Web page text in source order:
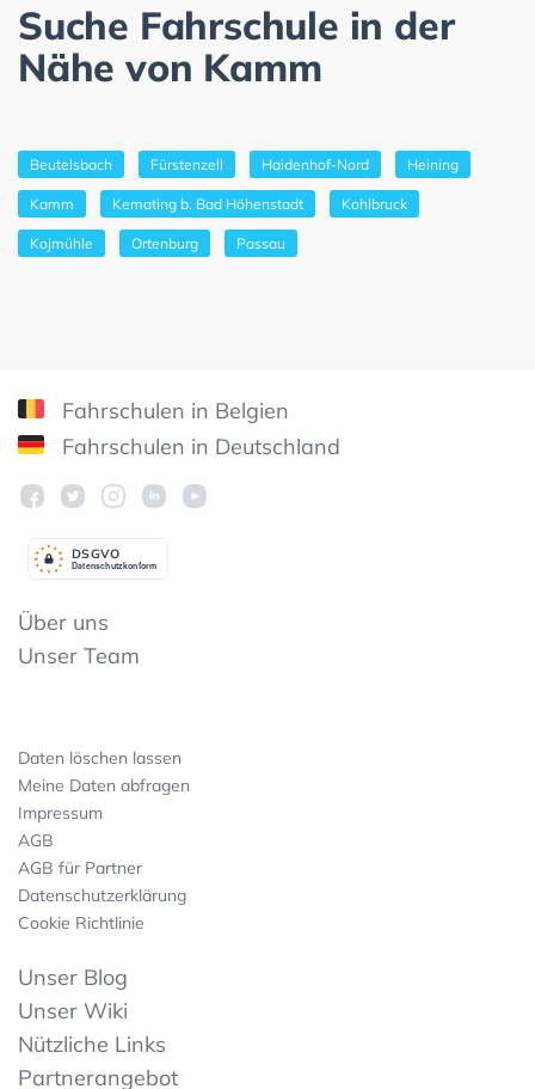
Suche Fahrschule in der
Nähe von Kamm
Beutelsbach Fürstenzell Haidenhof-Nord Heining
Kamm Kemating b. Bad Höhenstadt Kohlbruck
Kojmühle Ortenburg Passau
Fahrschulen in Belgien
Fahrschulen in Deutschland
Datenschutzkonform
DSGVO
Über uns
Unser Team
Daten löschen lassen
Meine Daten abfragen
Impressum
AGB
AGB für Partner
Datenschutzerklärung
Cookie Richtlinie
Unser Blog
Unser Wiki
Nützliche Links
Partnerangebot